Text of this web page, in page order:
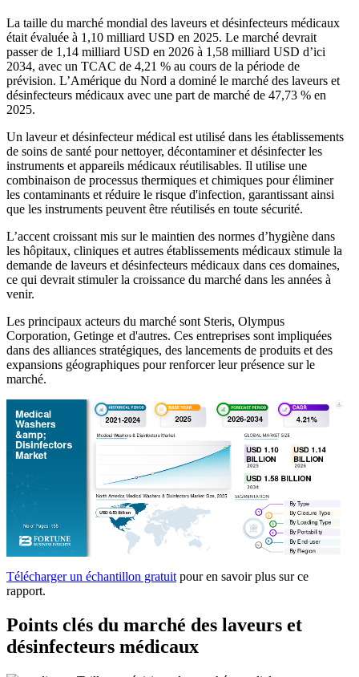
La taille du marché mondial des laveurs et désinfecteurs médicaux
était évaluée à 1,10 milliard USD en 2025. Le marché devrait
passer de 1,14 milliard USD en 2026 à 1,58 milliard USD d’ici
2034, avec un TCAC de 4,21 % au cours de la période de
prévision. L’Amérique du Nord a dominé le marché des laveurs et
désinfecteurs médicaux avec une part de marché de 47,73 % en
2025.
Un laveur et désinfecteur médical est utilisé dans les établissements
de soins de santé pour nettoyer, décontaminer et désinfecter les
instruments et appareils médicaux réutilisables. Il utilise une
combinaison de processus thermiques et chimiques pour éliminer
les contaminants et réduire le risque d'infection, garantissant ainsi
que les instruments peuvent être réutilisés en toute sécurité.
L’accent croissant mis sur le maintien des normes d’hygiène dans
les hôpitaux, cliniques et autres établissements médicaux stimule la
demande de laveurs et désinfecteurs médicaux dans ces domaines,
ce qui devrait stimuler la croissance du marché dans les années à
venir.
Les principaux acteurs du marché sont Steris, Olympus
Corporation, Getinge et d'autres. Ces entreprises sont impliquées
dans des alliances stratégiques, des lancements de produits et des
expansions géographiques pour renforcer leur présence sur le
marché.
Télécharger un échantillon gratuit pour en savoir plus sur ce
rapport.
Points clés du marché des laveurs et
désinfecteurs médicaux